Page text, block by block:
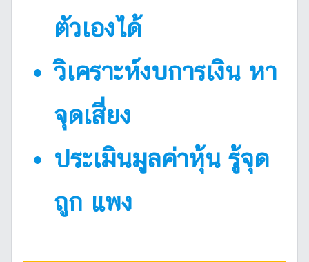
ตัวเองได้
วิเคราะห์งบการเงิน หา
จุดเสี่ยง
ประเมินมูลค่าหุ้น รู้จุด
ถูก แพง